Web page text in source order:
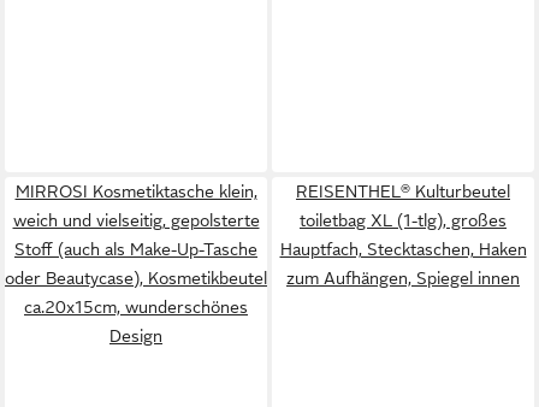
MIRROSI Kosmetiktasche klein,
weich und vielseitig, gepolsterte
Stoff (auch als Make-Up-Tasche
oder Beautycase), Kosmetikbeutel
ca.20x15cm, wunderschönes
Design
REISENTHEL® Kulturbeutel
toiletbag XL (1-tlg), großes
Hauptfach, Stecktaschen, Haken
zum Aufhängen, Spiegel innen